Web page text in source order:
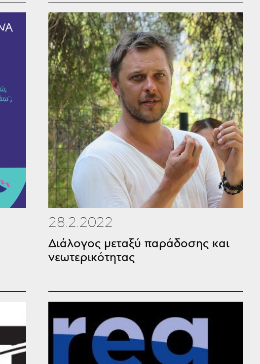
28.2.2022
Διάλογος μεταξύ παράδοσης και
νεωτερικότητας